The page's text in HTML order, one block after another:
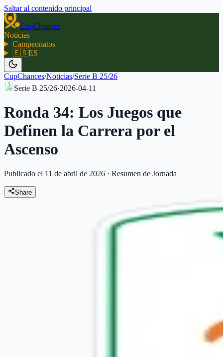
Saltar al contenido principal
CupChances
Noticias
Campeonatos
🇪🇸ES
CupChances/Noticias/Serie B 25/26
Serie B 25/26·2026-04-11
Ronda 34: Los Juegos que
Definen la Carrera por el
Ascenso
Publicado el 11 de abril de 2026 · Resumen de Jornada
Share